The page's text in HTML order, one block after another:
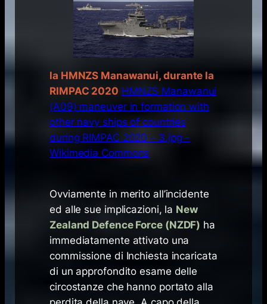
la HMNZS Manawanui, durante la
RIMPAC 2020 HMNZS Manawanui
(A09) maneuver in formation with
other navy ships of countries
during RIMPAC 2020 – 3.jpg –
Wikimedia Commons
Ovviamente in merito all’incidente
ed alle sue implicazioni, la New
Zealand Defence Force (NZDF) ha
immediatamente attivato una
commissione di Inchiesta incaricata
di un approfondito esame delle
circostanze che hanno portato alla